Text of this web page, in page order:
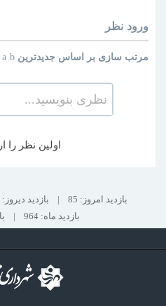
نظر ورود
مرتب سازی بر اساس جدیدترین
نظری بنویسید...
اولین نظر را
بازدید امروز: 85 | بازدید دیروز: 143
بازدید ماه: 964
|